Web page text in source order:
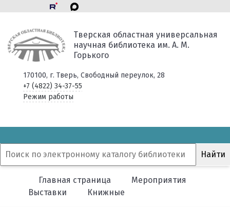
Тверская областная универсальная
научная библиотека им. А. М.
Горького
170100, г. Тверь, Свободный переулок, 28
+7 (4822) 34-37-55
Режим работы
Главная страница
Мероприятия
Выставки
Книжные